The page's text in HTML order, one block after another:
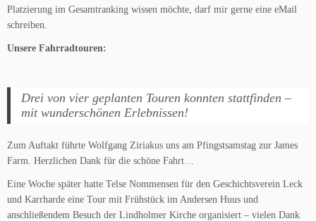
Platzierung im Gesamtranking wissen möchte, darf mir gerne eine eMail
schreiben.
Unsere Fahrradtouren:
Drei von vier geplanten Touren konnten stattfinden –
mit wunderschönen Erlebnissen!
Zum Auftakt führte Wolfgang Ziriakus uns am Pfingstsamstag zur James
Farm. Herzlichen Dank für die schöne Fahrt…
Eine Woche später hatte Telse Nommensen für den Geschichtsverein Leck
und Karrharde eine Tour mit Frühstück im Andersen Huus und
anschließendem Besuch der Lindholmer Kirche organisiert – vielen Dank